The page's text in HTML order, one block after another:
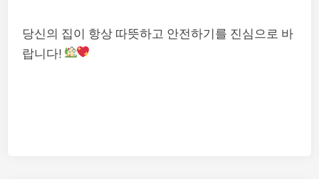
당신의 집이 항상 따뜻하고 안전하기를 진심으로 바
랍니다!